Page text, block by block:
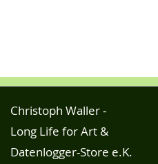
Christoph Waller -
Long Life for Art &
Datenlogger-Store e.K.